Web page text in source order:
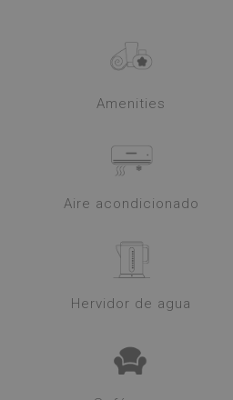
Amenities
Aire acondicionado
Hervidor de agua